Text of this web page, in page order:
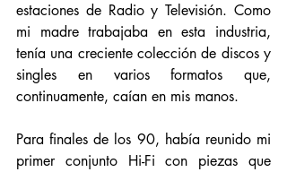
estaciones de Radio y Televisión. Como
mi madre trabajaba en esta industria,
tenía una creciente colección de discos y
singles en varios formatos que,
continuamente, caían en mis manos.
Para finales de los 90, había reunido mi
primer conjunto Hi-Fi con piezas que